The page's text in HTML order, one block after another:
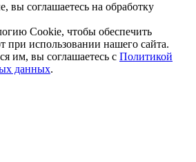
вы соглашаетесь на обработку
Cookie, чтобы обеспечить
при использовании нашего сайта.
им, вы соглашаетесь с Политикой
данных.